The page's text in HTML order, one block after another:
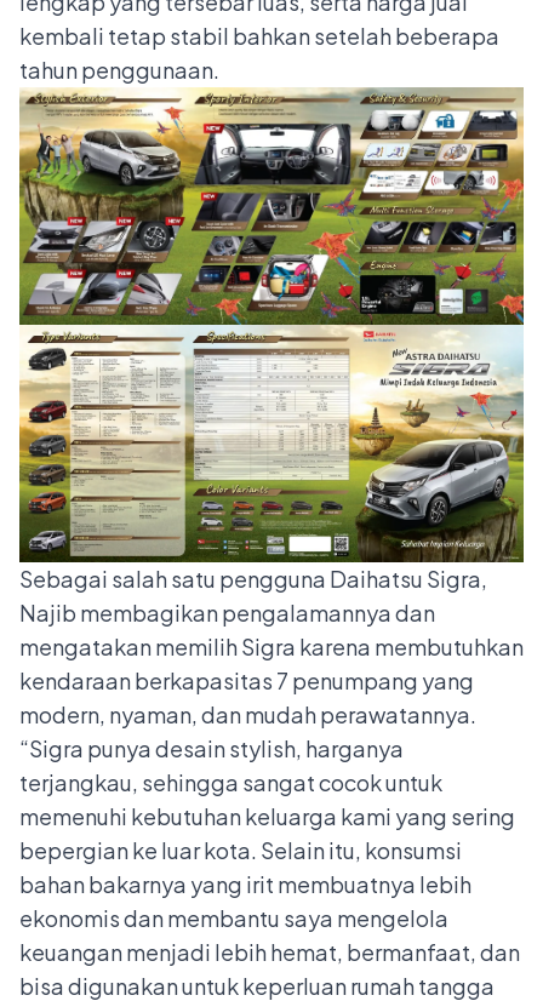
kembali tetap stabil bahkan setelah beberapa
tahun penggunaan.
Sebagai salah satu pengguna Daihatsu Sigra,
Najib membagikan pengalamannya dan
mengatakan memilih Sigra karena membutuhkan
kendaraan berkapasitas 7 penumpang yang
modern, nyaman, dan mudah perawatannya.
“Sigra punya desain stylish, harganya
terjangkau, sehingga sangat cocok untuk
memenuhi kebutuhan keluarga kami yang sering
bepergian ke luar kota. Selain itu, konsumsi
bahan bakarnya yang irit membuatnya lebih
ekonomis dan membantu saya mengelola
keuangan menjadi lebih hemat, bermanfaat, dan
bisa digunakan untuk keperluan rumah tangga